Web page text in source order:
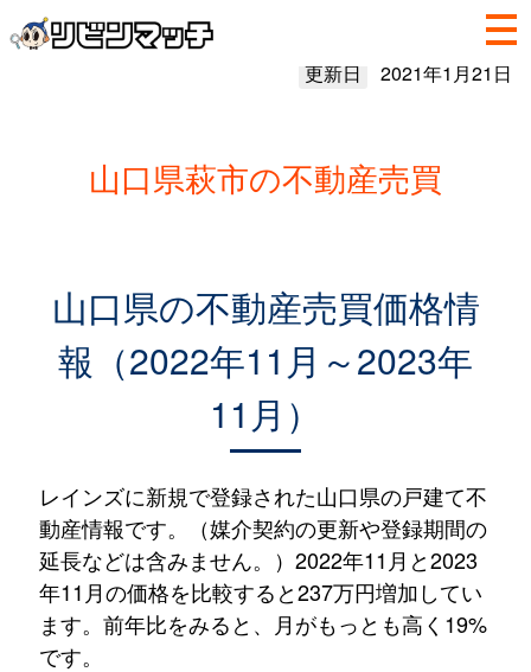
更新日 2021年1月21日
山口県萩市の不動産売買
山口県の不動産売買価格情
報（2022年11月～2023年
11月）
レインズに新規で登録された山口県の戸建て不
動産情報です。（媒介契約の更新や登録期間の
延長などは含みません。）2022年11月と2023
年11月の価格を比較すると237万円増加してい
ます。前年比をみると、月がもっとも高く19%
です。